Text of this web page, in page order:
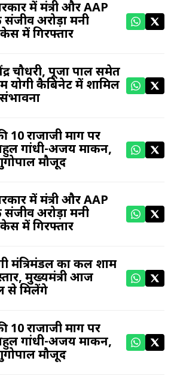
में मंत्री और AAP
संजीव अरोड़ा मनी
केस में गिरफ्तार
चौधरी, पूजा पाल समेत
योगी कैबिनेट में शामिल
10 राजाजी मार्ग पर
गांधी-अजय माकन,
मौजूद
में मंत्री और AAP
संजीव अरोड़ा मनी
केस में गिरफ्तार
मंत्रिमंडल का कल शाम
मुख्यमंत्री आज
से मिलेंगे
10 राजाजी मार्ग पर
गांधी-अजय माकन,
मौजूद